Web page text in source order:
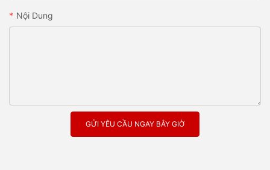
Nội Dung
GỬI YÊU CẦU NGAY BÂY GIỜ